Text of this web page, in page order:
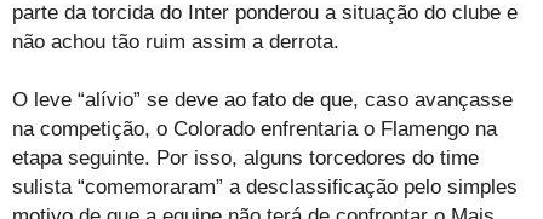
parte da torcida do Inter ponderou a situação do clube e
não achou tão ruim assim a derrota.
O leve “alívio” se deve ao fato de que, caso avançasse
na competição, o Colorado enfrentaria o Flamengo na
etapa seguinte. Por isso, alguns torcedores do time
sulista “comemoraram” a desclassificação pelo simples